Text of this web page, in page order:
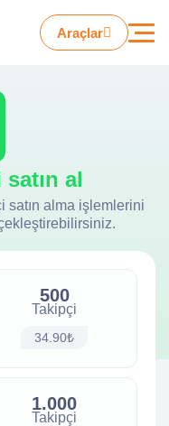
Araçlar
al
satın alma işlemlerini
500
Takipçi
34.90₺
1.000
Takipçi